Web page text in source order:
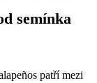
semínka
patří mezi